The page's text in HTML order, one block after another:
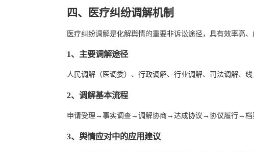
四、医疗纠纷调解机制
医疗纠纷调解是化解舆情的重要非诉讼途径，具有效率高、
1、主要调解途径
人民调解（医调委）、行政调解、行业调解、司法调解、线
2、调解基本流程
申请受理→事实调查→调解协商→达成协议→协议履行→档
3、舆情应对中的应用建议